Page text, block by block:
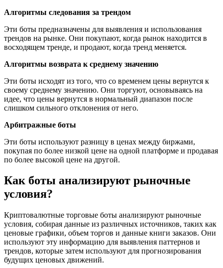
Алгоритмы следования за трендом
Эти боты предназначены для выявления и использования
трендов на рынке. Они покупают, когда рынок находится в
восходящем тренде, и продают, когда тренд меняется.
Алгоритмы возврата к среднему значению
Эти боты исходят из того, что со временем цены вернутся к
своему среднему значению. Они торгуют, основываясь на
идее, что цены вернутся в нормальный диапазон после
слишком сильного отклонения от него.
Арбитражные боты
Эти боты используют разницу в ценах между биржами,
покупая по более низкой цене на одной платформе и продавая
по более высокой цене на другой.
Как боты анализируют рыночные
условия?
Криптовалютные торговые боты анализируют рыночные
условия, собирая данные из различных источников, таких как
ценовые графики, объем торгов и данные книги заказов. Они
используют эту информацию для выявления паттернов и
трендов, которые затем используют для прогнозирования
будущих ценовых движений.